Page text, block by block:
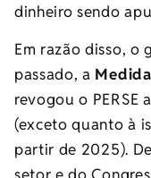
dinheiro sendo
Em razão disso, o
passado, a
revogou o PERSE
(exceto quanto à
partir de 2025).